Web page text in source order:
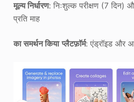
मूल्य निर्धारण: निःशुल्क परीक्षण (7 दिन)
प्रति माह
का समर्थन किया प्लैटफ़ॉर्म: एंड्रॉइड और